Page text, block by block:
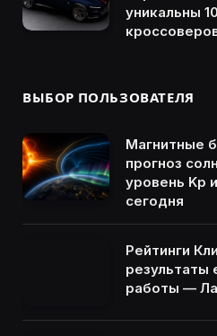
уникальны
ВЫБОР ПОЛЬЗОВАТЕЛЯ
Магнитные
прогноз
уровень Kp
сегодня
Рейтинги
результаты
работы —